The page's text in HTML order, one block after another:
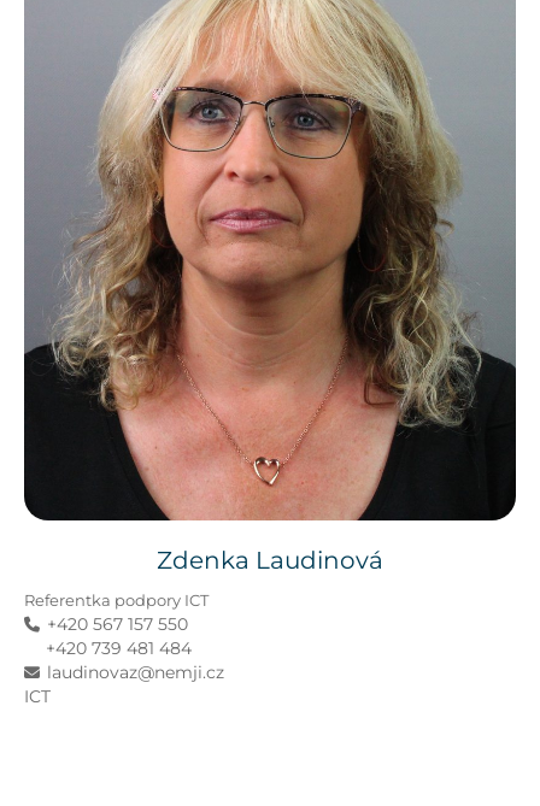
Zdenka Laudinová
Referentka podpory ICT
+420 567 157 550
+420 739 481 484
laudinovaz@nemji.cz
ICT